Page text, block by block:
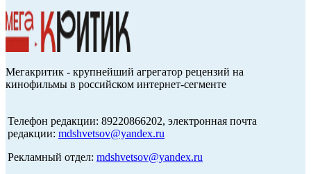
Мегакритик - крупнейший агрегатор рецензий на
кинофильмы в российском интернет-сегменте
Телефон редакции: 89220866202, электронная почта
редакции: mdshvetsov@yandex.ru
Рекламный отдел: mdshvetsov@yandex.ru